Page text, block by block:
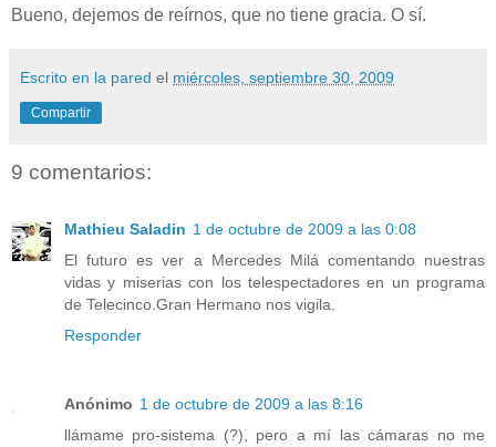
Bueno, dejemos de reírnos, que no tiene gracia. O sí.
Escrito en la pared el miércoles, septiembre 30, 2009
Compartir
9 comentarios:
Mathieu Saladin 1 de octubre de 2009 a las 0:08
El futuro es ver a Mercedes Milá comentando nuestras
vidas y miserias con los telespectadores en un programa
de Telecinco.Gran Hermano nos vigila.
Responder
Anónimo 1 de octubre de 2009 a las 8:16
llámame pro-sistema (?), pero a mí las cámaras no me